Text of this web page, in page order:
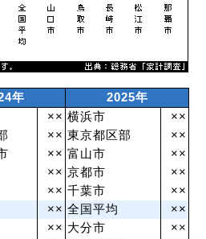
年
2025年
×× 横浜市
××
×× 東京都区部
××
×× 富山市
××
×× 京都市
××
×× 千葉市
××
×× 全国平均
××
×× 大分市
××